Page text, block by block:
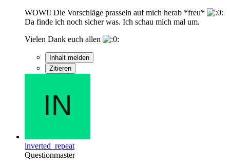
WOW!! Die Vorschläge prasseln auf mich herab *freu*
Da finde ich noch sicher was. Ich schau mich mal um.
Vielen Dank euch allen
Inhalt melden
Zitieren
inverted_repeat
Questionmaster